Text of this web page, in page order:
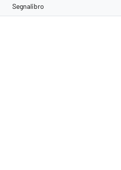
Segnalibro